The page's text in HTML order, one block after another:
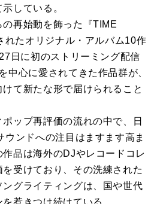
している。
再始動を飾った『TIME
れたオリジナル・アルバム10作
日に初のストリーミング配信
中心に愛されてきた作品群が、
て新たな形で届けられること
ップ再評価の流れの中で、日
ンドへの注目はますます高ま
品は海外のDJやレコードコレ
受けており、その洗練された
グライティングは、国や世代